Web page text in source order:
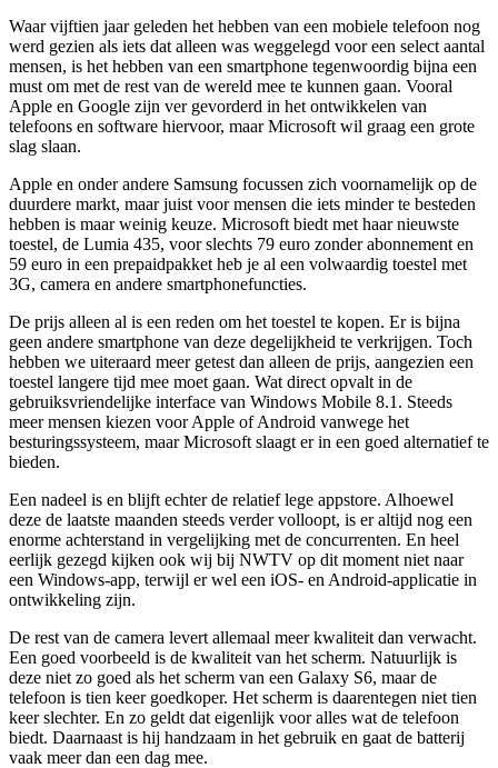
Waar vijftien jaar geleden het hebben van een mobiele telefoon nog
werd gezien als iets dat alleen was weggelegd voor een select aantal
mensen, is het hebben van een smartphone tegenwoordig bijna een
must om met de rest van de wereld mee te kunnen gaan. Vooral
Apple en Google zijn ver gevorderd in het ontwikkelen van
telefoons en software hiervoor, maar Microsoft wil graag een grote
slag slaan.
Apple en onder andere Samsung focussen zich voornamelijk op de
duurdere markt, maar juist voor mensen die iets minder te besteden
hebben is maar weinig keuze. Microsoft biedt met haar nieuwste
toestel, de Lumia 435, voor slechts 79 euro zonder abonnement en
59 euro in een prepaidpakket heb je al een volwaardig toestel met
3G, camera en andere smartphonefuncties.
De prijs alleen al is een reden om het toestel te kopen. Er is bijna
geen andere smartphone van deze degelijkheid te verkrijgen. Toch
hebben we uiteraard meer getest dan alleen de prijs, aangezien een
toestel langere tijd mee moet gaan. Wat direct opvalt in de
gebruiksvriendelijke interface van Windows Mobile 8.1. Steeds
meer mensen kiezen voor Apple of Android vanwege het
besturingssysteem, maar Microsoft slaagt er in een goed alternatief te
bieden.
Een nadeel is en blijft echter de relatief lege appstore. Alhoewel
deze de laatste maanden steeds verder volloopt, is er altijd nog een
enorme achterstand in vergelijking met de concurrenten. En heel
eerlijk gezegd kijken ook wij bij NWTV op dit moment niet naar
een Windows-app, terwijl er wel een iOS- en Android-applicatie in
ontwikkeling zijn.
De rest van de camera levert allemaal meer kwaliteit dan verwacht.
Een goed voorbeeld is de kwaliteit van het scherm. Natuurlijk is
deze niet zo goed als het scherm van een Galaxy S6, maar de
telefoon is tien keer goedkoper. Het scherm is daarentegen niet tien
keer slechter. En zo geldt dat eigenlijk voor alles wat de telefoon
biedt. Daarnaast is hij handzaam in het gebruik en gaat de batterij
vaak meer dan een dag mee.